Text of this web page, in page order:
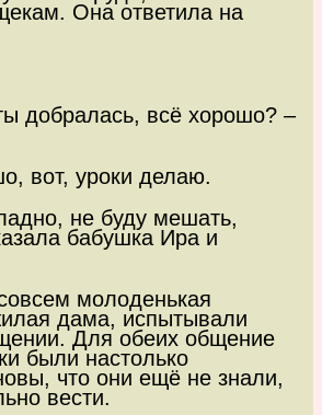
Она ответила на
добралась, всё хорошо? –
вот, уроки делаю.
не буду мешать,
бабушка Ира и
молоденькая
дама, испытывали
Для обеих общение
были настолько
что они ещё не знали,
вести.